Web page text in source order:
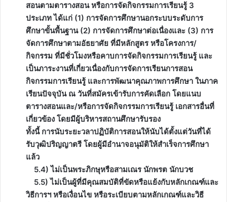
สอนตามตารางสอน หรือการจัดกิจกรรมการเรียนรู้ 3
ประเภท ได้แก่ (1) การจัดการศึกษานอกระบบระดับการ
ศึกษาขั้นพื้นฐาน (2) การจัดการศึกษาต่อเนื่องและ (3) การ
จัดการศึกษาตามอัธยาศัย ที่มีหลักสูตร หรือโครงการ/
กิจกรรม ที่มีชั่วโมงหรือคาบการจัดกิจกรรมการเรียนรู้ และ
เป็นภาระงานที่เกี่ยวเนื่องกับการจัดการเรียนการสอน
กิจกรรมการเรียนรู้ และการพัฒนาคุณภาพการศึกษา ในภาค
เรียนปัจจุบัน ณ วันที่สมัครเข้ารับการคัดเลือก โดยแนบ
ตารางสอนและ/หรือการจัดกิจกรรมการเรียนรู้ เอกสารอื่นที่
เกี่ยวข้อง โดยมีผู้บริหารสถานศึกษารับรอง
ทั้งนี้ การนับระยะวลาปฏิบัติการสอนให้นับได้ตั้งแต่วันที่ได้
รับวุฒิปริญญาตรี โดยผู้มีอำนาจอนุมัติให้สำเร็จการศึกษา
แล้ว
5.4) ไม่เป็นพระภิกษุหรือสามเณร นักพรต นักบวช
5.5) ไม่เป็นผู้ที่มีคุณสมบัติที่ขัดหรือแย้งกับหลักเกณฑ์และ
วิธีการฯ หรือเงื่อนไข หรือระเบียบตามหลักเกณฑ์และวิธี